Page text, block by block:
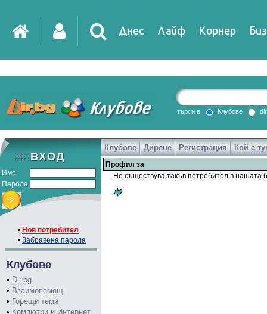
Днес Лайф Корнер
DirTV Impressio
Games
търси в Клубове
Име
Парола
• Нов потребител
• Забравена парола
Клубове
• Dir.bg
• Взаимопомощ
• Горещи теми
• Компютри и Интернет
Клубове Дирене Регистрация Кой е
Профил за
Не съществува такъв потребител в нашата